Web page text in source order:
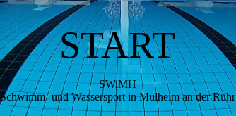
START
SWiMH
Schwimm- und Wassersport in Mülheim an der Ruhr